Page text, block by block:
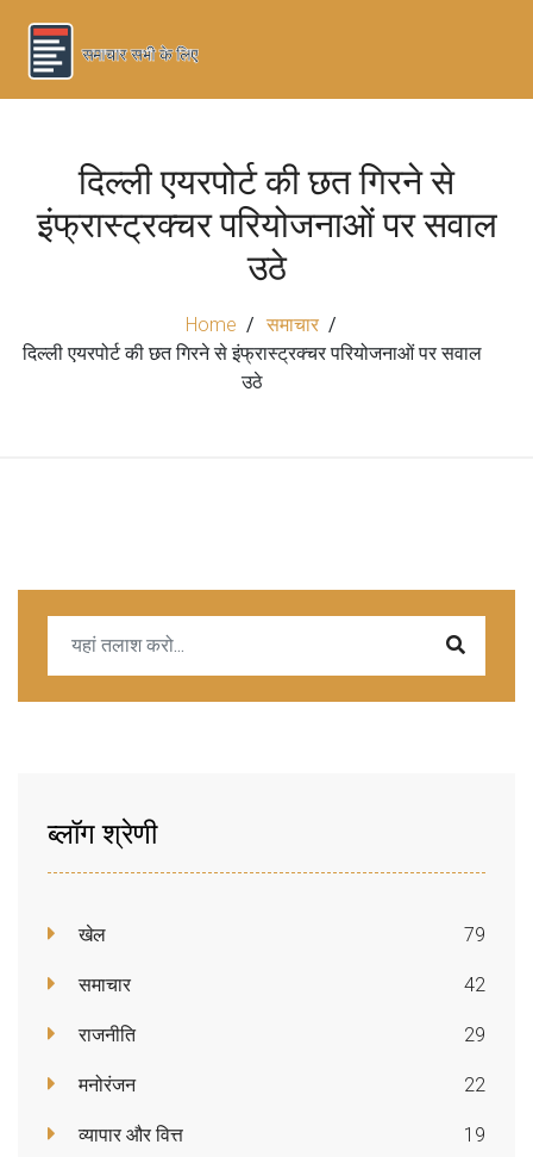
दिल्ली एयरपोर्ट की छत गिरने से
इंफ्रास्ट्रक्चर परियोजनाओं पर सवाल
उठे
Home
समाचार
दिल्ली एयरपोर्ट की छत गिरने से इंफ्रास्ट्रक्चर परियोजनाओं पर सवाल
उठे
ब्लॉग श्रेणी
खेल 79
समाचार 42
राजनीति 29
मनोरंजन 22
व्यापार और वित्त 19